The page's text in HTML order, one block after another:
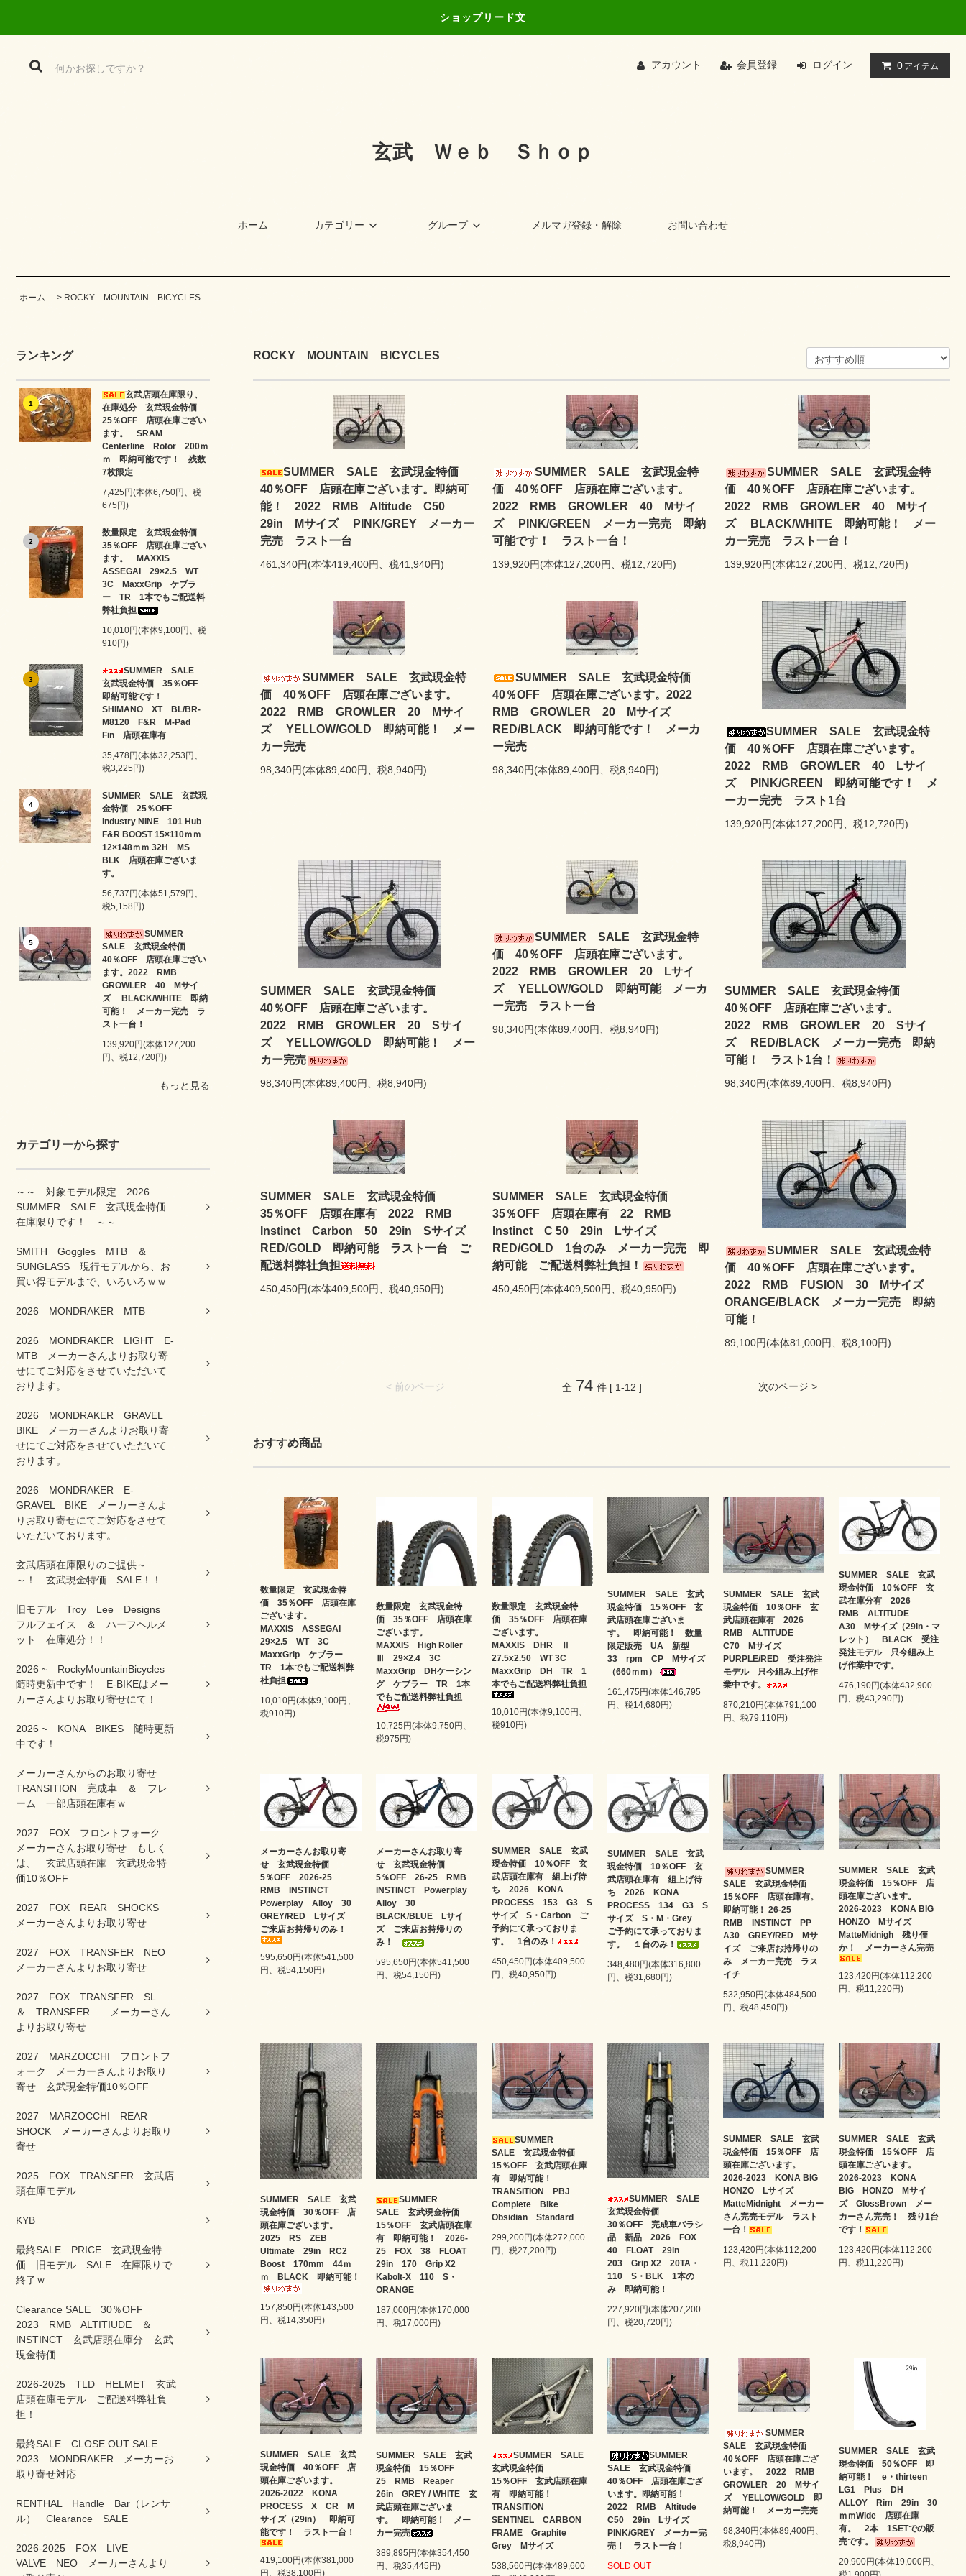
ショップリード文
アカウント 会員登録 ログイン 0 アイテム
玄武 Ｗｅｂ Ｓｈｏｐ
ホーム カテゴリー グループ メルマガ登録・解除 お問い合わせ
ホーム > ROCKY MOUNTAIN BICYCLES
ランキング
1
玄武店頭在庫限り、
在庫処分 玄武現金特価
25％OFF 店頭在庫ござい
ます。 SRAM
Centerline Rotor 200ｍ
ｍ 即納可能です！ 残数
7枚限定
7,425円(本体6,750円、税
675円)
2
数量限定 玄武現金特価
35％OFF 店頭在庫ござい
ます。 MAXXIS
ASSEGAI 29×2.5 WT
3C MaxxGrip ケブラ
ー TR 1本でもご配送料
弊社負担
10,010円(本体9,100円、税
910円)
3
SUMMER SALE
玄武現金特価 35％OFF
即納可能です！
SHIMANO XT BL/BR-
M8120 F&R M-Pad
Fin 店頭在庫有
35,478円(本体32,253円、
税3,225円)
4
SUMMER SALE 玄武現
金特価 25％OFF
Industry NINE 101 Hub
F&R BOOST 15×110ｍｍ
12×148ｍｍ 32H MS
BLK 店頭在庫ございま
す。
56,737円(本体51,579円、
税5,158円)
5
SUMMER
SALE 玄武現金特価
40％OFF 店頭在庫ござい
ます。2022 RMB
GROWLER 40 Mサイ
ズ BLACK/WHITE 即納
可能！ メーカー完売 ラ
スト一台！
139,920円(本体127,200
円、税12,720円)
もっと見る
カテゴリーから探す
～～ 対象モデル限定 2026
SUMMER SALE 玄武現金特価
在庫限りです！ ～～
SMITH Goggles MTB ＆
SUNGLASS 現行モデルから、お
買い得モデルまで、いろいろｗｗ
2026 MONDRAKER MTB
2026 MONDRAKER LIGHT E-
MTB メーカーさんよりお取り寄
せにてご対応をさせていただいて
おります。
2026 MONDRAKER GRAVEL
BIKE メーカーさんよりお取り寄
せにてご対応をさせていただいて
おります。
2026 MONDRAKER E-
GRAVEL BIKE メーカーさんよ
りお取り寄せにてご対応をさせて
いただいております。
玄武店頭在庫限りのご提供～
～！ 玄武現金特価 SALE！！
旧モデル Troy Lee Designs
フルフェイス ＆ ハーフヘルメ
ット 在庫処分！！
2026 ~ RockyMountainBicycles
随時更新中です！ E-BIKEはメー
カーさんよりお取り寄せにて！
2026 ~ KONA BIKES 随時更新
中です！
メーカーさんからのお取り寄せ
TRANSITION 完成車 ＆ フレ
ーム 一部店頭在庫有ｗ
2027 FOX フロントフォーク
メーカーさんお取り寄せ もしく
は、 玄武店頭在庫 玄武現金特
価10％OFF
2027 FOX REAR SHOCKS
メーカーさんよりお取り寄せ
2027 FOX TRANSFER NEO
メーカーさんよりお取り寄せ
2027 FOX TRANSFER SL
＆ TRANSFER メーカーさん
よりお取り寄せ
2027 MARZOCCHI フロントフ
ォーク メーカーさんよりお取り
寄せ 玄武現金特価10％OFF
2027 MARZOCCHI REAR
SHOCK メーカーさんよりお取り
寄せ
2025 FOX TRANSFER 玄武店
頭在庫モデル
KYB
最終SALE PRICE 玄武現金特
価 旧モデル SALE 在庫限りで
終了ｗ
Clearance SALE 30％OFF
2023 RMB ALTITIUDE ＆
INSTINCT 玄武店頭在庫分 玄武
現金特価
2026-2025 TLD HELMET 玄武
店頭在庫モデル ご配送料弊社負
担！
最終SALE CLOSE OUT SALE
2023 MONDRAKER メーカーお
取り寄せ対応
RENTHAL Handle Bar（レンサ
ル） Clearance SALE
2026-2025 FOX LIVE
VALVE NEO メーカーさんより
ROCKY MOUNTAIN BICYCLES
SUMMER SALE 玄武現金特価
40％OFF 店頭在庫ございます。即納可
能！ 2022 RMB Altitude C50
29in Mサイズ PINK/GREY メーカー
完売 ラスト一台
461,340円(本体419,400円、税41,940円)
SUMMER SALE 玄武現金特
価 40％OFF 店頭在庫ございます。
2022 RMB GROWLER 40 Mサイ
ズ PINK/GREEN メーカー完売 即納
可能です！ ラスト一台！
139,920円(本体127,200円、税12,720円)
SUMMER SALE 玄武現金特
価 40％OFF 店頭在庫ございます。
2022 RMB GROWLER 40 Mサイ
ズ BLACK/WHITE 即納可能！ メー
カー完売 ラスト一台！
139,920円(本体127,200円、税12,720円)
SUMMER SALE 玄武現金特
価 40％OFF 店頭在庫ございます。
2022 RMB GROWLER 20 Mサイ
ズ YELLOW/GOLD 即納可能！ メー
カー完売
98,340円(本体89,400円、税8,940円)
SUMMER SALE 玄武現金特価
40％OFF 店頭在庫ございます。2022
RMB GROWLER 20 Mサイズ
RED/BLACK 即納可能です！ メーカ
ー完売
98,340円(本体89,400円、税8,940円)
SUMMER SALE 玄武現金特
価 40％OFF 店頭在庫ございます。
2022 RMB GROWLER 40 Lサイ
ズ PINK/GREEN 即納可能です！ メ
ーカー完売 ラスト1台
139,920円(本体127,200円、税12,720円)
SUMMER SALE 玄武現金特価
40％OFF 店頭在庫ございます。
2022 RMB GROWLER 20 Sサイ
ズ YELLOW/GOLD 即納可能！ メー
カー完売
98,340円(本体89,400円、税8,940円)
SUMMER SALE 玄武現金特
価 40％OFF 店頭在庫ございます。
2022 RMB GROWLER 20 Lサイ
ズ YELLOW/GOLD 即納可能 メーカ
ー完売 ラスト一台
98,340円(本体89,400円、税8,940円)
SUMMER SALE 玄武現金特価
40％OFF 店頭在庫ございます。
2022 RMB GROWLER 20 Sサイ
ズ RED/BLACK メーカー完売 即納
可能！ ラスト1台！
98,340円(本体89,400円、税8,940円)
SUMMER SALE 玄武現金特価
35％OFF 店頭在庫有 2022 RMB
Instinct Carbon 50 29in Sサイズ
RED/GOLD 即納可能 ラスト一台 ご
配送料弊社負担
450,450円(本体409,500円、税40,950円)
SUMMER SALE 玄武現金特価
35％OFF 店頭在庫有 22 RMB
Instinct C 50 29in Lサイズ
RED/GOLD 1台のみ メーカー完売 即
納可能 ご配送料弊社負担！
450,450円(本体409,500円、税40,950円)
SUMMER SALE 玄武現金特
価 40％OFF 店頭在庫ございます。
2022 RMB FUSION 30 Mサイズ
ORANGE/BLACK メーカー完売 即納
可能！
89,100円(本体81,000円、税8,100円)
< 前のページ 次のページ >
全 74 件 [ 1-12 ]
おすすめ商品
数量限定 玄武現金特
価 35％OFF 店頭在庫
ございます。
MAXXIS ASSEGAI
29×2.5 WT 3C
MaxxGrip ケブラー
TR 1本でもご配送料弊
社負担
10,010円(本体9,100円、
税910円)
数量限定 玄武現金特
価 35％OFF 店頭在庫
ございます。
MAXXIS High Roller
Ⅲ 29×2.4 3C
MaxxGrip DHケーシン
グ ケブラー TR 1本
でもご配送料弊社負担
10,725円(本体9,750円、
税975円)
数量限定 玄武現金特
価 35％OFF 店頭在庫
ございます。
MAXXIS DHR Ⅱ
27.5x2.50 WT 3C
MaxxGrip DH TR 1
本でもご配送料弊社負担
10,010円(本体9,100円、
税910円)
SUMMER SALE 玄武
現金特価 15％OFF 玄
武店頭在庫ございま
す。 即納可能！ 数量
限定販売 UA 新型
33 rpm CP Mサイズ
（660ｍｍ）
161,475円(本体146,795
円、税14,680円)
SUMMER SALE 玄武
現金特価 10％OFF 玄
武店頭在庫有 2026
RMB ALTITUDE
C70 Mサイズ
PURPLE/RED 受注発注
モデル 只今組み上げ作
業中です。
870,210円(本体791,100
円、税79,110円)
SUMMER SALE 玄武
現金特価 10％OFF 玄
武在庫分有 2026
RMB ALTITUDE
A30 Mサイズ（29in・マ
レット） BLACK 受注
発注モデル 只今組み上
げ作業中です。
476,190円(本体432,900
円、税43,290円)
メーカーさんお取り寄
せ 玄武現金特価
5％OFF 2026-25
RMB INSTINCT
Powerplay Alloy 30
GREY/RED Lサイズ
ご来店お持帰りのみ！
595,650円(本体541,500
円、税54,150円)
メーカーさんお取り寄
せ 玄武現金特価
5％OFF 26-25 RMB
INSTINCT Powerplay
Alloy 30
BLACK/BLUE Lサイ
ズ ご来店お持帰りの
み！
595,650円(本体541,500
円、税54,150円)
SUMMER SALE 玄武
現金特価 10％OFF 玄
武店頭在庫有 組上げ待
ち 2026 KONA
PROCESS 153 G3 S
サイズ S・Carbon ご
予約にて承っておりま
す。 1台のみ！
450,450円(本体409,500
円、税40,950円)
SUMMER SALE 玄武
現金特価 10％OFF 玄
武店頭在庫有 組上げ待
ち 2026 KONA
PROCESS 134 G3 S
サイズ S・M・Grey
ご予約にて承っておりま
す。 １台のみ！
348,480円(本体316,800
円、税31,680円)
SUMMER
SALE 玄武現金特価
15％OFF 店頭在庫有。
即納可能！ 26-25
RMB INSTINCT PP
A30 GREY/RED Mサ
イズ ご来店お持帰りの
み メーカー完売 ラス
イチ
532,950円(本体484,500
円、税48,450円)
SUMMER SALE 玄武
現金特価 15％OFF 店
頭在庫ございます。
2026-2023 KONA BIG
HONZO Mサイズ
MatteMidnigh 残り僅
か！ メーカーさん完売
123,420円(本体112,200
円、税11,220円)
SUMMER SALE 玄武
現金特価 30％OFF 店
頭在庫ございます。
2025 RS ZEB
Ultimate 29in RC2
Boost 170mm 44ｍ
ｍ BLACK 即納可能！
157,850円(本体143,500
円、税14,350円)
SUMMER
SALE 玄武現金特価
15％OFF 玄武店頭在庫
有 即納可能！ 2026-
25 FOX 38 FLOAT
29in 170 Grip X2
Kabolt-X 110 S・
ORANGE
187,000円(本体170,000
円、税17,000円)
SUMMER
SALE 玄武現金特価
15％OFF 玄武店頭在庫
有 即納可能！
TRANSITION PBJ
Complete Bike
Obsidian Standard
299,200円(本体272,000
円、税27,200円)
SUMMER SALE
玄武現金特価
30％OFF 完成車バラシ
品 新品 2026 FOX
40 FLOAT 29in
203 Grip X2 20TA・
110 S・BLK 1本の
み 即納可能！
227,920円(本体207,200
円、税20,720円)
SUMMER SALE 玄武
現金特価 15％OFF 店
頭在庫ございます。
2026-2023 KONA BIG
HONZO Lサイズ
MatteMidnight メーカー
さん完売モデル ラスト
一台！
123,420円(本体112,200
円、税11,220円)
SUMMER SALE 玄武
現金特価 15％OFF 店
頭在庫ございます。
2026-2023 KONA
BIG HONZO Mサイ
ズ GlossBrown メー
カーさん完売！ 残り1台
です！
123,420円(本体112,200
円、税11,220円)
SUMMER SALE 玄武
現金特価 40％OFF 店
頭在庫ございます。
2026-2022 KONA
PROCESS X CR M
サイズ（29in） 即納可
能です！ ラスト一台！
419,100円(本体381,000
円、税38,100円)
SUMMER SALE 玄武
現金特価 15％OFF
25 RMB Reaper
26in GREY / WHITE 玄
武店頭在庫ございま
す。 即納可能！ メー
カー完売
389,895円(本体354,450
円、税35,445円)
SUMMER SALE
玄武現金特価
15％OFF 玄武店頭在庫
有 即納可能！
TRANSITION
SENTINEL CARBON
FRAME Graphite
Grey Mサイズ
538,560円(本体489,600
SUMMER
SALE 玄武現金特価
40％OFF 店頭在庫ござ
います。即納可能！
2022 RMB Altitude
C50 29in Lサイズ
PINK/GREY メーカー完
売！ ラスト一台！
SOLD OUT
SUMMER
SALE 玄武現金特価
40％OFF 店頭在庫ござ
います。 2022 RMB
GROWLER 20 Mサイ
ズ YELLOW/GOLD 即
納可能！ メーカー完売
98,340円(本体89,400円、
税8,940円)
SUMMER SALE 玄武
現金特価 50％OFF 即
納可能！ e・thirteen
LG1 Plus DH
ALLOY Rim 29in 30
ｍｍWide 店頭在庫
有。 2本 1SETでの販
売です。
20,900円(本体19,000円、